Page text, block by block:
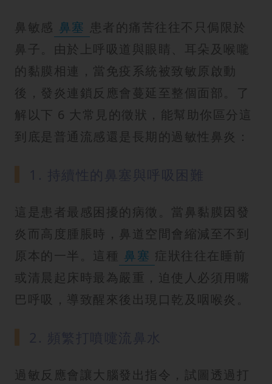
鼻敏感 鼻塞 患者的痛苦往往不只侷限於
鼻子。由於上呼吸道與眼睛、耳朵及喉嚨
的黏膜相連，當免疫系統被致敏原啟動
後，發炎連鎖反應會蔓延至整個面部。了
解以下 6 大常見的徵狀，能幫助你區分這
到底是普通流感還是長期的過敏性鼻炎：
這是患者最感困擾的病徵。當鼻黏膜因發
炎而高度腫脹時，鼻道空間會縮減至不到
原本的一半。這種 鼻塞 症狀往往在睡前
或清晨起床時最為嚴重，迫使人必須用嘴
巴呼吸，導致醒來後出現口乾及咽喉炎。
過敏反應會讓大腦發出指令，試圖透過打